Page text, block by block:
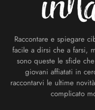
Raccontare e spiegare
facile a dirsi che a farsi,
sono queste le sfide
giovani affiatati in
raccontarvi le ultime
complicato